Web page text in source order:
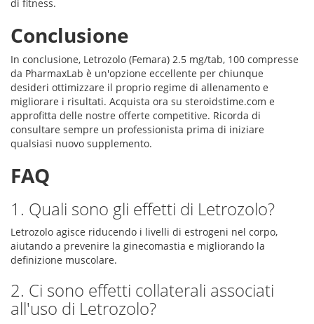
di fitness.
Conclusione
In conclusione, Letrozolo (Femara) 2.5 mg/tab, 100 compresse
da PharmaxLab è un'opzione eccellente per chiunque
desideri ottimizzare il proprio regime di allenamento e
migliorare i risultati. Acquista ora su steroidstime.com e
approfitta delle nostre offerte competitive. Ricorda di
consultare sempre un professionista prima di iniziare
qualsiasi nuovo supplemento.
FAQ
1. Quali sono gli effetti di Letrozolo?
Letrozolo agisce riducendo i livelli di estrogeni nel corpo,
aiutando a prevenire la ginecomastia e migliorando la
definizione muscolare.
2. Ci sono effetti collaterali associati
all'uso di Letrozolo?